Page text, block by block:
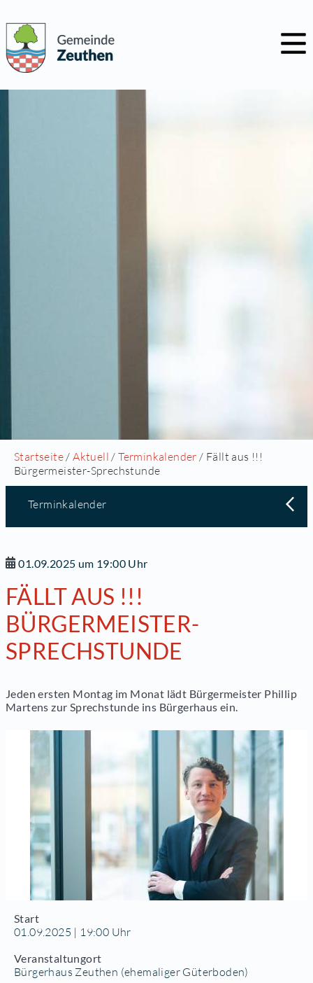
Startseite /Aktuell /Terminkalender / Fällt aus !!!
Bürgermeister-Sprechstunde
Terminkalender
01.09.2025 um 19:00 Uhr
FÄLLT AUS !!!
BÜRGERMEISTER-
SPRECHSTUNDE
Jeden ersten Montag im Monat lädt Bürgermeister Phillip
Martens zur Sprechstunde ins Bürgerhaus ein.
Start
01.09.2025 | 19:00 Uhr
Veranstaltungort
Bürgerhaus Zeuthen (ehemaliger Güterboden)